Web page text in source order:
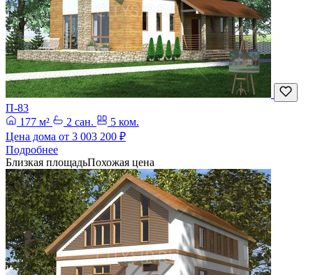
П-83
177 м²
2 сан.
5 ком.
Цена дома от 3 003 200 ₽
Подробнее
Близкая площадьПохожая цена